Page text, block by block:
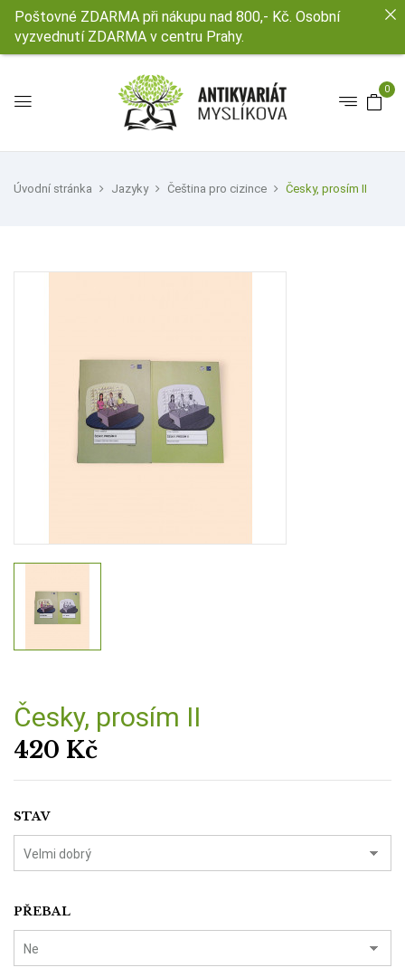
0
Úvodní stránka Jazyky Čeština pro cizince Česky, prosím II
Česky, prosím II
420 Kč
STAV
PŘEBAL
Poštovné ZDARMA při nákupu nad 800,- Kč. Osobní
vyzvednutí ZDARMA v centru Prahy.